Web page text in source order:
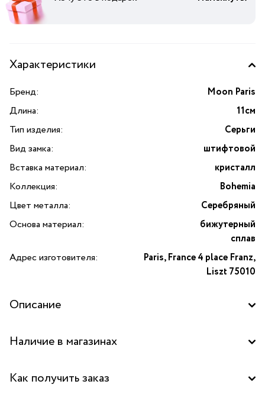
Характеристики
Бренд:
Moon Paris
Длина:
11см
Тип изделия:
Серьги
Вид замка:
штифтовой
Вставка материал:
кристалл
Коллекция:
Bohemia
Цвет металла:
Серебряный
Основа материал:
бижутерный
сплав
Адрес изготовителя:
Paris, France 4 place Franz,
Liszt 75010
Описание
украшение от бренда Moon Paris. Дизайн в форме
кристаллами, делает эти серьги настоящим акцентом
Наличие в магазинах
Бутик "La Nature" в ТЦ "Калужский", Москва
Как получить заказ